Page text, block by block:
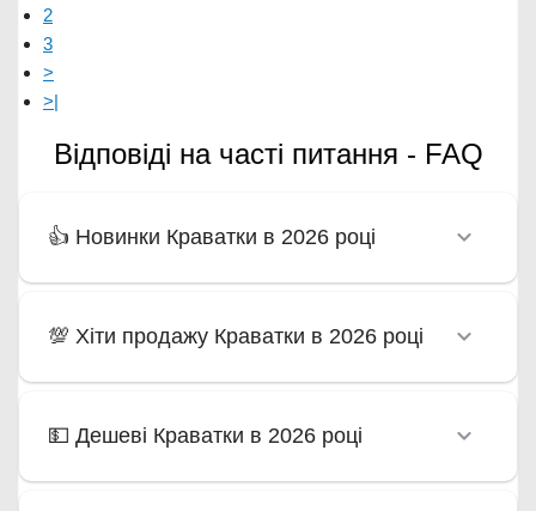
2
3
>
>|
Відповіді на часті питання - FAQ
👍 Новинки Краватки в 2026 році
💯 Хіти продажу Краватки в 2026 році
💵 Дешеві Краватки в 2026 році